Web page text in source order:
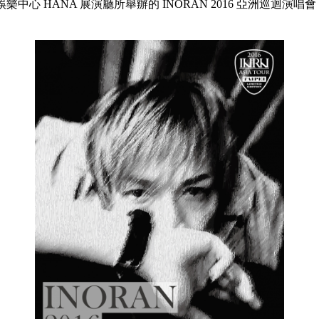
樂中心 HANA 展演廳所舉辦的 INORAN 2016 亞洲巡迴演唱會